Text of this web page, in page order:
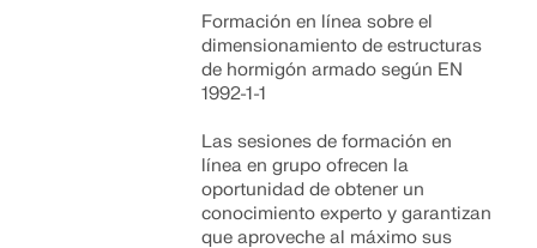
Productos anteriores
Formación en línea sobre el
dimensionamiento de estructuras
de hormigón armado según EN
1992-1-1
Las sesiones de formación en
línea en grupo ofrecen la
oportunidad de obtener un
conocimiento experto y garantizan
que aproveche al máximo sus